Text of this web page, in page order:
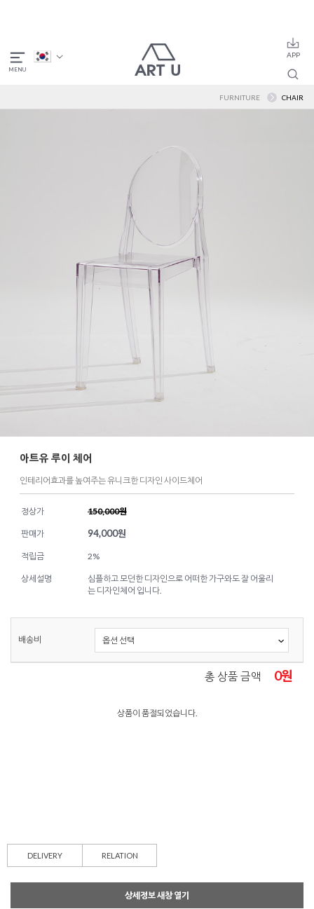
FURNITURE CHAIR
아트유 루이 체어
인테리어효과를 높여주는 유니크한 디자인 사이드체어
정상가 150,000원
판매가 94,000원
적립금 2%
상세설명
심플하고 모던한 디자인으로 어떠한 가구와도 잘 어울리
는 디자인체어 입니다.
배송비
총 상품 금액 0원
상품이 품절되었습니다.
DELIVERY RELATION
상세정보 새창 열기